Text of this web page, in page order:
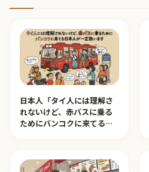
日本人「タイ人には理解さ
れないけど、赤バスに乗る
ためにバンコクに来てる日